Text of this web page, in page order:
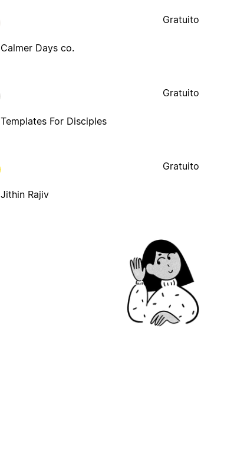
Calmer Days co.
Gratuito
Templates For Disciples
Gratuito
Jithin Rajiv
Gratuito